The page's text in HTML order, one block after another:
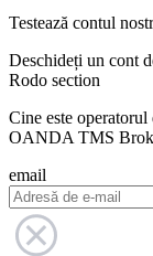
Testează contul
Deschideți un cont
Rodo section
Cine este operatorul
OANDA TMS
email